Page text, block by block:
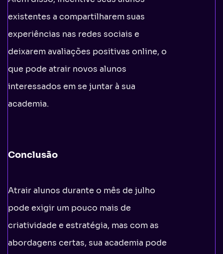
existentes a compartilharem suas
experiências nas redes sociais e
deixarem avaliações positivas online, o
que pode atrair novos alunos
interessados em se juntar à sua
academia.
Conclusão
Atrair alunos durante o mês de julho
pode exigir um pouco mais de
criatividade e estratégia, mas com as
abordagens certas, sua academia pode